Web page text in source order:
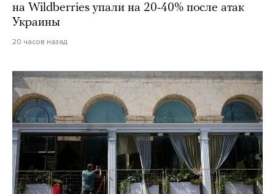
на Wildberries упали на 20-40% после атак
Украины
20 часов назад